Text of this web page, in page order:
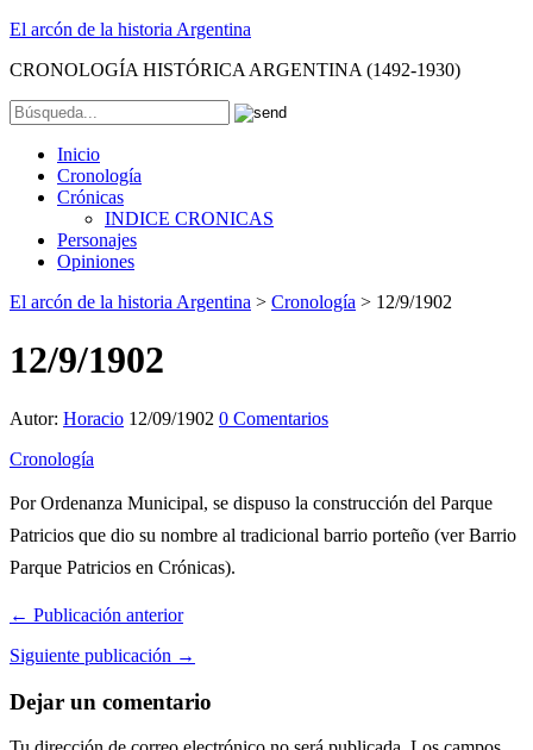
El arcón de la historia Argentina
CRONOLOGÍA HISTÓRICA ARGENTINA (1492-1930)
Inicio
Cronología
Crónicas
INDICE CRONICAS
Personajes
Opiniones
El arcón de la historia Argentina > Cronología > 12/9/1902
12/9/1902
Autor: Horacio 12/09/1902 0 Comentarios
Cronología
Por Ordenanza Municipal, se dispuso la construcción del Parque
Patricios que dio su nombre al tradicional barrio porteño (ver Barrio
Parque Patricios en Crónicas).
← Publicación anterior
Siguiente publicación →
Dejar un comentario